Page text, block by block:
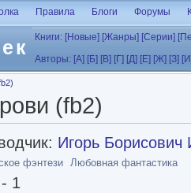
Правила Блоги Форумы
Книги: [Новые] [Жанры] [Серии]
Авторы: [А] [Б] [В] [Г] [Д] [Е] [Ж] [З]
(fb2)
Игорь Борисович
фэнтези Любовная фантастика
- 1